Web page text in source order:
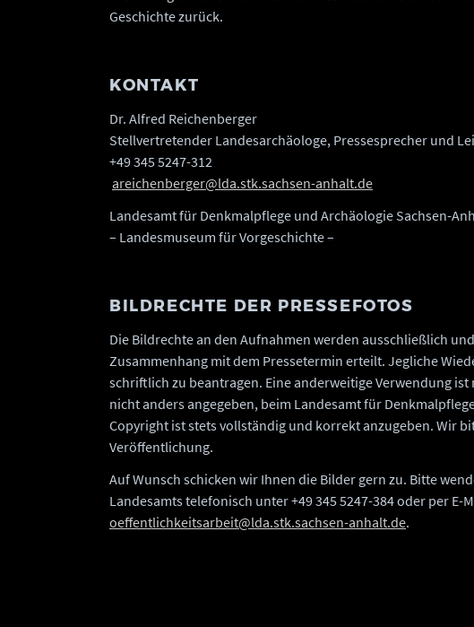
Geschichte zurück.
KONTAKT
Dr. Alfred Reichenberger
Stellvertretender Landesarchäologe, Pressesprecher und
+49 345 5247-312
areichenberger@lda.stk.sachsen-anhalt.de
Landesamt für Denkmalpflege und Archäologie Sachsen-
– Landesmuseum für Vorgeschichte –
BILDRECHTE DER PRESSEFOTOS
Die Bildrechte an den Aufnahmen werden ausschließlich
Zusammenhang mit dem Pressetermin erteilt. Jegliche
schriftlich zu beantragen. Eine anderweitige Verwendung
nicht anders angegeben, beim Landesamt für
Copyright ist stets vollständig und korrekt anzugeben. Wir
Veröffentlichung.
Auf Wunsch schicken wir Ihnen die Bilder gern zu. Bitte
Landesamts telefonisch unter +49 345 5247-384 oder per E-
oeffentlichkeitsarbeit@lda.stk.sachsen-anhalt.de.